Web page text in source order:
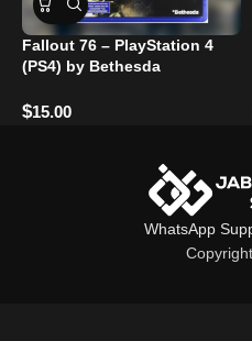
Fallout 76 – PlayStation 4
(PS4) by Bethesda
$15.00
WhatsApp